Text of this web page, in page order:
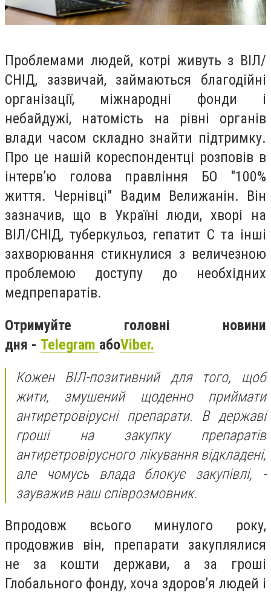
Проблемами людей, котрі живуть з ВІЛ/
СНІД, зазвичай, займаються благодійні
організації, міжнародні фонди і
небайдужі, натомість на рівні органів
влади часом складно знайти підтримку.
Про це нашій кореспондентці розповів в
інтерв’ю голова правління БО "100%
життя. Чернівці" Вадим Велижанін. Він
зазначив, що в Україні люди, хворі на
ВІЛ/СНІД, туберкульоз, гепатит С та інші
захворювання стикнулися з величезною
проблемою доступу до необхідних
медпрепаратів.
Отримуйте головні новини
дня - Telegram абоViber.
Кожен ВІЛ-позитивний для того, щоб
жити, змушений щоденно приймати
антиретровірусні препарати. В державі
гроші на закупку препаратів
антиретровірусного лікування відкладені,
але чомусь влада блокує закупівлі, -
зауважив наш співрозмовник.
Впродовж всього минулого року,
продовжив він, препарати закуплялися
не за кошти держави, а за гроші
Глобального фонду, хоча здоров’я людей і